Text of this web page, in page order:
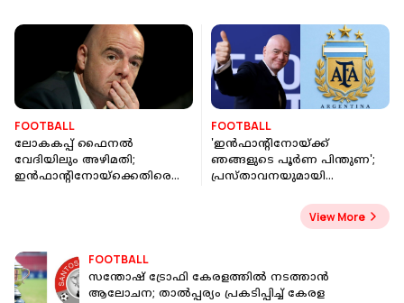
FOOTBALL
ലോകകപ്പ് ഫൈനൽ
വേദിയിലും അഴിമതി;
ഇൻഫാന്റിനോയ്ക്കെതിരെ
FOOTBALL
'ഇൻഫാന്‍റിനോയ്ക്ക്
ഞങ്ങളുടെ പൂര്‍ണ പിന്തുണ';
പ്രസ്താവനയുമായി
അസോസിയേഷൻView More
FOOTBALL
സന്തോഷ് ട്രോഫി കേരളത്തിൽ നടത്താൻ
ആലോചന; താൽപ്പര്യം പ്രകടിപ്പിച്ച് കേരള